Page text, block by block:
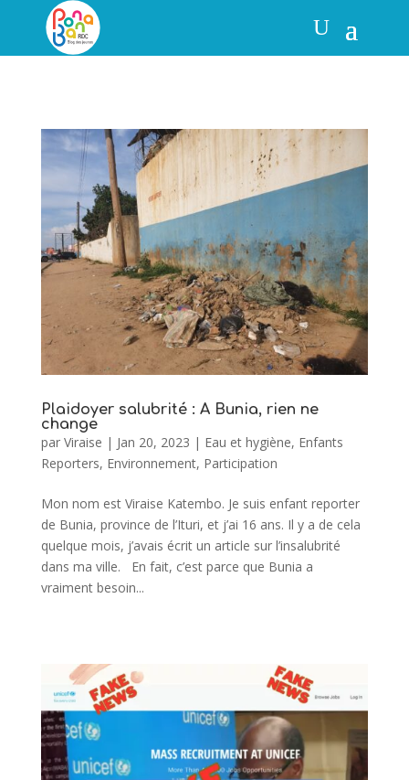
Plaidoyer salubrité : A Bunia, rien ne
change
par Viraise | Jan 20, 2023 | Eau et hygiène, Enfants
Reporters, Environnement, Participation
Mon nom est Viraise Katembo. Je suis enfant reporter
de Bunia, province de l’Ituri, et j’ai 16 ans. Il y a de cela
quelque mois, j’avais écrit un article sur l’insalubrité
dans ma ville. En fait, c’est parce que Bunia a
vraiment besoin...